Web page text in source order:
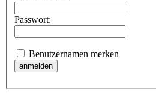
Passwort:
Benutzernamen merken